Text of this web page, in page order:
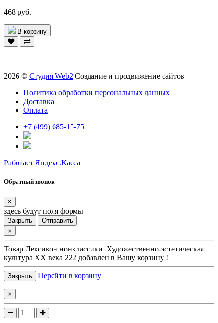
468 руб.
В корзину
2026 © Студия Web2 Создание и продвижение сайтов
Политика обработки персональных данных
Доставка
Оплата
+7 (499) 685-15-75
Работает Яндекс.Касса
Обратный звонок
×
здесь будут поля формы
Закрыть
Отправить
×
Товар Лексикон нонклассики. Художественно-эстетическая
культура XX века 222 добавлен в Вашу корзину !
Закрыть Перейти в корзину
×